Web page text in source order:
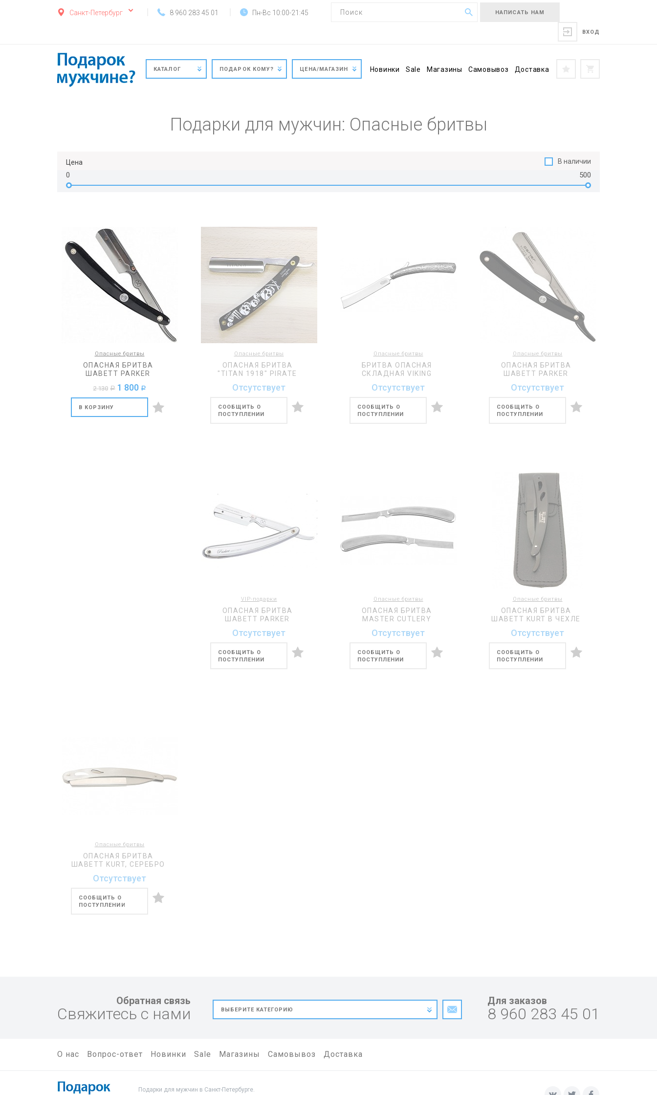
Санкт-Петербург 8 960 283 45 01 Пн-Вс 10:00-21:45 НАПИСАТЬ НАМ
ВХОД
КАТАЛОГ ПОДАРОК КОМУ? ЦЕНА/МАГАЗИН Новинки Sale Магазины Самовывоз Доставка
Подарки для мужчин: Опасные бритвы
Цена В наличии
0 500
Опасные бритвы
ОПАСНАЯ БРИТВА
ШАВЕТТ PARKER
2 130 a 1 800 a
В КОРЗИНУ
Опасные бритвы
ОПАСНАЯ БРИТВА
"TITAN 1918" PIRATE
Отсутствует
СООБЩИТЬ О
ПОСТУПЛЕНИИ
Опасные бритвы
БРИТВА ОПАСНАЯ
СКЛАДНАЯ VIKING
Отсутствует
СООБЩИТЬ О
ПОСТУПЛЕНИИ
Опасные бритвы
ОПАСНАЯ БРИТВА
ШАВЕТТ PARKER
Отсутствует
СООБЩИТЬ О
ПОСТУПЛЕНИИ
VIP-подарки
ОПАСНАЯ БРИТВА
ШАВЕТТ PARKER
Отсутствует
СООБЩИТЬ О
ПОСТУПЛЕНИИ
Опасные бритвы
ОПАСНАЯ БРИТВА
MASTER CUTLERY
Отсутствует
СООБЩИТЬ О
ПОСТУПЛЕНИИ
Опасные бритвы
ОПАСНАЯ БРИТВА
ШАВЕТТ KURT В ЧЕХЛЕ
Отсутствует
СООБЩИТЬ О
ПОСТУПЛЕНИИ
Опасные бритвы
ОПАСНАЯ БРИТВА
ШАВЕТТ KURT, СЕРЕБРО
Отсутствует
СООБЩИТЬ О
ПОСТУПЛЕНИИ
Обратная связь
Свяжитесь с нами
Для заказов
8 960 283 45 01
О нас Вопрос-ответ Новинки Sale Магазины Самовывоз Доставка
Подарки для мужчин в Санкт-Петербурге.